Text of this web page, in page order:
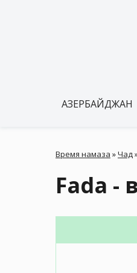
АЗЕРБАЙДЖАН
Время намаза »Чад
Fada -